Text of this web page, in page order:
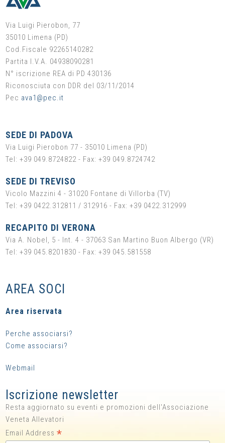
Via Luigi Pierobon, 77
35010 Limena (PD)
Cod.Fiscale 92265140282
Partita I.V.A. 04938090281
N° iscrizione REA di PD 430136
Riconosciuta con DDR del 03/11/2014
Pec ava1@pec.it
SEDE DI PADOVA
Via Luigi Pierobon 77 - 35010 Limena (PD)
Tel: +39 049.8724822 - Fax: +39 049.8724742
SEDE DI TREVISO
Vicolo Mazzini 4 - 31020 Fontane di Villorba (TV)
Tel: +39 0422.312811 / 312916 - Fax: +39 0422.312999
RECAPITO DI VERONA
Via A. Nobel, 5 - Int. 4 - 37063 San Martino Buon Albergo (VR)
Tel: +39 045.8201830 - Fax: +39 045.581558
AREA SOCI
Area riservata
Perche associarsi?
Come associarsi?
Webmail
Iscrizione newsletter
Resta aggiornato su eventi e promozioni dell'Associazione
Veneta Allevatori
Email Address*